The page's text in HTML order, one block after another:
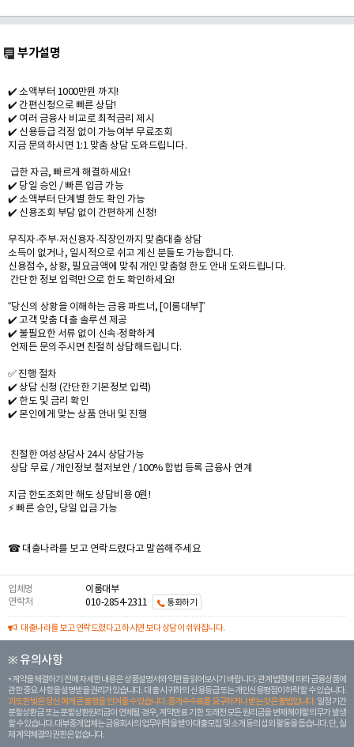
부가설명
✔️ 소액부터 1000만원 까지!
✔️ 간편신청으로 빠른 상담!
✔️ 여러 금융사 비교로 최적금리 제시
✔️ 신용등급 걱정 없이 가능여부 무료조회
지금 문의하시면 1:1 맞춤 상담 도와드립니다.
급한 자금, 빠르게 해결하세요!
✔️ 당일 승인 / 빠른 입금 가능
✔️ 소액부터 단계별 한도 확인 가능
✔️ 신용조회 부담 없이 간편하게 신청!
무직자·주부·저신용자·직장인까지 맞춤대출 상담
소득이 없거나, 일시적으로 쉬고 계신 분들도 가능합니다.
신용점수, 상황, 필요금액에 맞춰 개인 맞춤형 한도 안내 도와드립니다.
간단한 정보 입력만으로 한도 확인하세요!
“당신의 상황을 이해하는 금융 파트너, [이룸대부]”
✔️ 고객 맞춤 대출 솔루션 제공
✔️ 불필요한 서류 없이 신속·정확하게
언제든 문의주시면 친절히 상담해드립니다.
✅ 진행 절차
✔️ 상담 신청 (간단한 기본정보 입력)
✔️ 한도 및 금리 확인
✔️ 본인에게 맞는 상품 안내 및 진행
친절한 여성상담사 24시 상담가능
상담 무료 / 개인정보 철저보안 / 100% 합법 등록 금융사 연계
지금 한도조회만 해도 상담비용 0원!
⚡ 빠른 승인, 당일 입금 가능
☎ 대출나라를 보고 연락드렸다고 말씀해주세요
업체명
이룸대부
연락처
010-2854-2311 통화하기
대출나라를 보고 연락드렸다고 하시면 보다 상담이 쉬워집니다.
※ 유의사항
계약을 체결하기 전에 자세한 내용은 상품설명서와 약관을 읽어보시기 바랍니다. 관계 법령에 따라 금융상품에
관한 중요 사항을 설명받을 권리가 있습니다. 대 출 시 귀하의 신용등급 또는 개인신용평점이 하락할 수 있습니다.
과도한 빚은 당신 에게 큰 불행을 안겨줄 수 있습니다. 중개수수료를 요구하거나 받는 것은 불법입니다. 일정 기간
분할상환금 또는 분할상환원리금이 연체될 경우, 계약만료 기한 도래전 모든 원리금을 변제해야할 의무가 발생
할 수 있습니다. 대부중개업체는 금융회사의 업무위탁을 받아 대출모집 및 소개 등의 섭외 활동을 돕습니다. 단, 실
제 계약체결의 권한은 없습니다.